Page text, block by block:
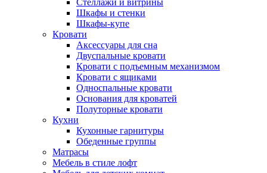
Стеллажи и витрины
Шкафы и стенки
Шкафы-купе
Кровати
Аксессуары для сна
Двуспальные кровати
Кровати с подъемным механизмом
Кровати с ящиками
Односпальные кровати
Основания для кроватей
Полуторные кровати
Кухни
Кухонные гарнитуры
Обеденные группы
Матрасы
Мебель в стиле лофт